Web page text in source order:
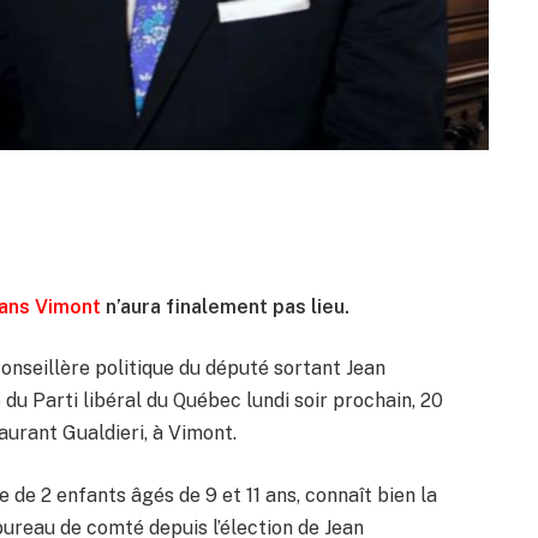
Vimont n’aura finalement pas lieu.
politique du député sortant Jean
Parti libéral du Québec lundi soir prochain, 20
Gualdieri, à Vimont.
2 enfants âgés de 9 et 11 ans, connaît bien la
de comté depuis l’élection de Jean